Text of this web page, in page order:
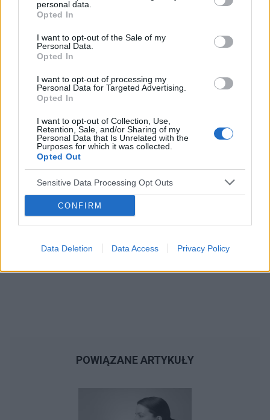
personal data.
Opted In
I want to opt-out of the Sale of my
Personal Data.
Opted In
I want to opt-out of processing my
Personal Data for Targeted Advertising.
Opted In
I want to opt-out of Collection, Use,
Retention, Sale, and/or Sharing of my
Personal Data that Is Unrelated with the
Purposes for which it was collected.
Opted Out
Sensitive Data Processing Opt Outs
CONFIRM
Data Deletion Data Access Privacy Policy
PSVT, przez co zostałem przekierowany do
czekam na wizytę, oprócz tego przez swoją
kardiolog zostałem poinformowany o
zabiegowi ablacji. Jednak oprócz tego,
odczuwam aktualnie dziwny rytm pracy mojego
serca. Jest on nieregularny i można go opisać w
taki sposób, że po dwoch mocnych i wolnych
uderzeniach serca następują ok 3-5 krótke i
szybkie uderzenia. Zaczęło się to w momencie
gdy zakończyłem antybiotykoterapię (leczenie
zapalenia zatok - antybiotyk Sumamed). Czym
taki rytm serca może być spowodowany i
dlaczego się utrzymuje już od dobrych dwóch
POWIĄZANE
problemy z krążeniem zaburzenie rytmu serca
Reklama:
POWIĄZANE ARTYKUŁY